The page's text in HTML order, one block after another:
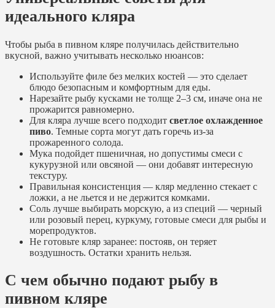
идеального кляра
Чтобы рыба в пивном кляре получилась действительно
вкусной, важно учитывать несколько нюансов:
Используйте филе без мелких костей — это сделает
блюдо безопасным и комфортным для еды.
Нарезайте рыбу кусками не толще 2–3 см, иначе она не
прожарится равномерно.
Для кляра лучше всего подходит светлое охлажденное
пиво. Темные сорта могут дать горечь из-за
прожаренного солода.
Мука подойдет пшеничная, но допустимы смеси с
кукурузной или овсяной — они добавят интересную
текстуру.
Правильная консистенция — кляр медленно стекает с
ложки, а не льется и не держится комками.
Соль лучше выбирать морскую, а из специй — черный
или розовый перец, куркуму, готовые смеси для рыбы и
морепродуктов.
Не готовьте кляр заранее: постояв, он теряет
воздушность. Остатки хранить нельзя.
С чем обычно подают рыбу в
пивном кляре